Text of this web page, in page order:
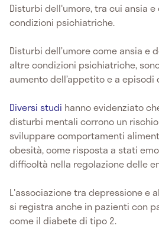
Disturbi dell'umore, tra cui ansia
condizioni psichiatriche.
Disturbi dell’umore come ansia e
altre condizioni psichiatriche,
aumento dell’appetito e a
Diversi studi hanno evidenziato
disturbi mentali corrono un
sviluppare comportamenti
obesità, come risposta a stati
difficoltà nella regolazione delle
L'associazione tra depressione e
si registra anche in pazienti con
come il diabete di tipo 2.